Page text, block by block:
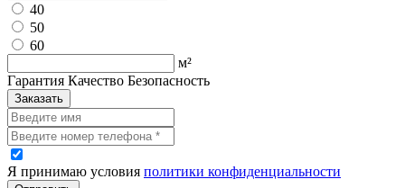
40
50
60
м²
Гарантия Качество Безопасность
Заказать
Я принимаю условия политики конфиденциальности